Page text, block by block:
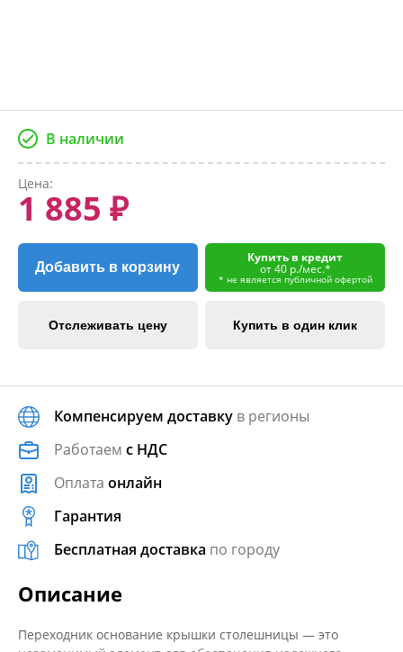
В наличии
Цена:
1 885 ₽
Добавить в корзину
Купить в кредит
от 40 р./мес.*
* не является публичной офертой
Отслеживать цену Купить в один клик
Компенсируем доставку в регионы
Работаем с НДС
Оплата онлайн
Гарантия
Бесплатная доставка по городу
Описание
Переходник основание крышки столешницы — это